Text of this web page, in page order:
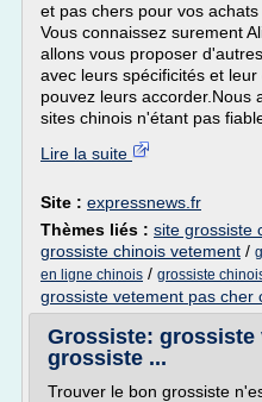
et pas chers pour vos
Vous connaissez surement
allons vous proposer
avec leurs spécificités et
pouvez leurs accorder.Nous
sites chinois n'étant pas fiable
Lire la suite
Site : expressnews.fr
Thèmes liés : site grossiste
grossiste chinois vetement /
en ligne chinois / grossiste
grossiste vetement pas cher
Grossiste: grossiste
grossiste ...
Trouver le bon grossiste